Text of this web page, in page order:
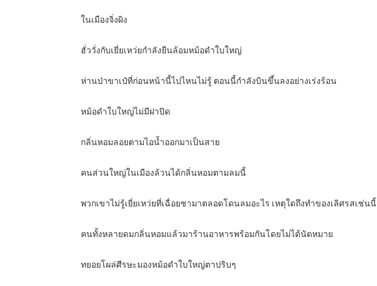
ในเมืองจิ่งผิง
ฮั่ววั่งกับเยี่ยเหว่ยกำลังยืนล้อมหม้อดำใบใหญ่
ห่านป่าขาเป๋ที่ก่อนหน้านี้ไปไหนไม่รู้ ตอนนี้กำลังบินขึ้นลงอย่างเร่งร้อน
หม้อดำใบใหญ่ไม่มีฝาปิด
กลิ่นหอมลอยตามไอน้ำออกมาเป็นสาย
คนส่วนใหญ่ในเมืองล้วนได้กลิ่นหอมตามลมนี้
พวกเขาไม่รู้เยี่ยเหว่ยที่เฉื่อยชามาตลอดโดนลมอะไร เหตุใดถึงทำของเลิศรสเช่นนี้
คนทั้งหลายดมกลิ่นหอมแล้วมาร้านอาหารพร้อมกันโดยไม่ได้นัดหมาย
ทยอยโผล่ศีรษะมองหม้อดำใบใหญ่ตาปริบๆ